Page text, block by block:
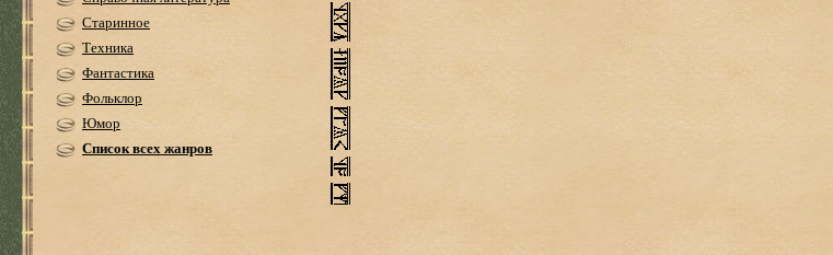
Старинное
Техника
Фантастика
Фольклор
Юмор
Список всех жанров